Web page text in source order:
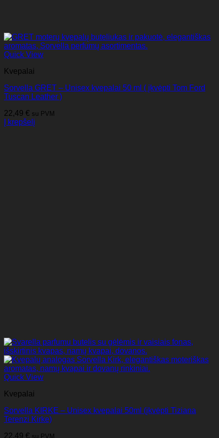
Quick View
Kvepalai
Sorvella GRET – Unisex kvepalai 50 ml ( įkvėpti Tom Ford
Tuscan Leather )
22,49 € su PVM
Į krepšelį
Quick View
Kvepalai
Sorvella KIRKE – Unisex kvepalai 50ml (įkvėpti Tiziana
Terenzi Kirke)
22,49 € su PVM